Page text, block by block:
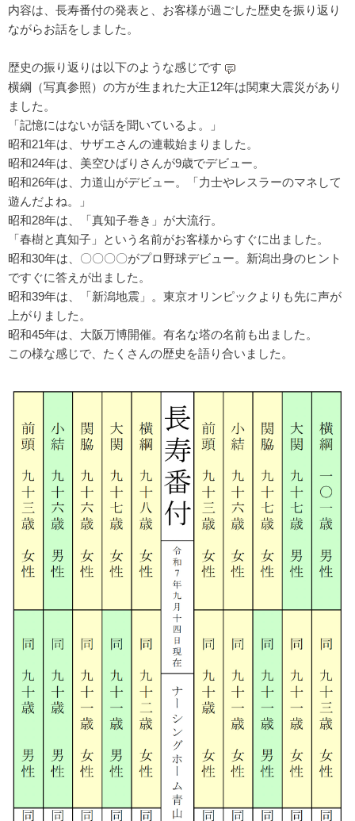
内容は、長寿番付の発表と、お客様が過ごした歴史を振り返り
ながらお話をしました。
歴史の振り返りは以下のような感じです
横綱（写真参照）の方が生まれた大正12年は関東大震災があり
ました。
「記憶にはないが話を聞いているよ。」
昭和21年は、サザエさんの連載始まりました。
昭和24年は、美空ひばりさんが9歳でデビュー。
昭和26年は、力道山がデビュー。「力士やレスラーのマネして
遊んだよね。」
昭和28年は、「真知子巻き」が大流行。
「春樹と真知子」という名前がお客様からすぐに出ました。
昭和30年は、〇〇〇〇がプロ野球デビュー。新潟出身のヒント
ですぐに答えが出ました。
昭和39年は、「新潟地震」。東京オリンピックよりも先に声が
上がりました。
昭和45年は、大阪万博開催。有名な塔の名前も出ました。
この様な感じで、たくさんの歴史を語り合いました。